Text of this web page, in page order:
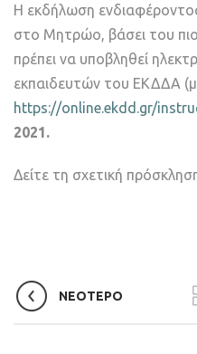
Η εκδήλωση
στο Μητρώο, βάσει του
πρέπει να υποβληθεί
εκπαιδευτών του ΕΚΔΔΑ
https://online.ekdd.gr/
2021.
Δείτε τη σχετική
ΝΕΟΤΕΡΟ